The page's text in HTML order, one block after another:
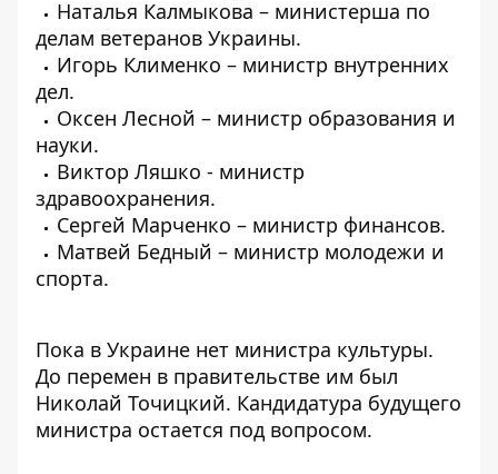
Наталья Калмыкова – министерша по
делам ветеранов Украины.
Игорь Клименко – министр внутренних
дел.
Оксен Лесной – министр образования и
науки.
Виктор Ляшко - министр
здравоохранения.
Сергей Марченко – министр финансов.
Матвей Бедный – министр молодежи и
спорта.
Пока в Украине нет министра культуры.
До перемен в правительстве им был
Николай Точицкий. Кандидатура будущего
министра остается под вопросом.